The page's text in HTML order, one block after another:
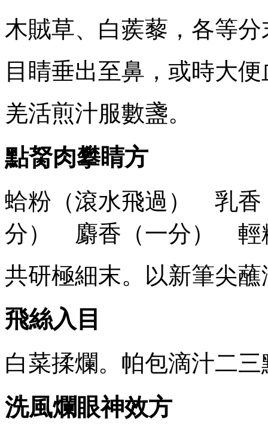
木賊草、白蒺藜，各等
目睛垂出至鼻，或時大
羌活煎汁服數盞。
點胬肉攀睛方
蛤粉（滾水飛過） 乳
分） 麝香（一分） 輕
共研極細末。以新筆尖
飛絲入目
白菜揉爛。帕包滴汁二
洗風爛眼神效方